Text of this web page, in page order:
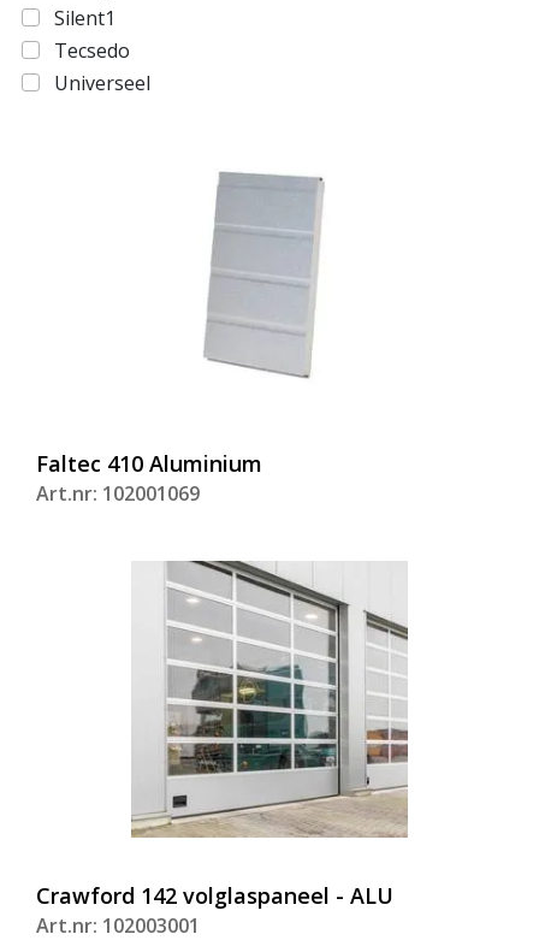
Silent1
Tecsedo
Universeel
Faltec 410 Aluminium
Art.nr: 102001069
Crawford 142 volglaspaneel - ALU
Art.nr: 102003001